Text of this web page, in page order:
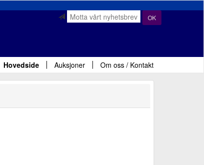
OK
Hovedside Auksjoner Om oss / Kontakt